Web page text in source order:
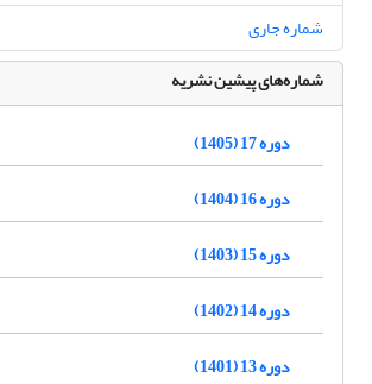
شماره جاری
شماره‌های پیشین نشریه
دوره 17 (1405)
دوره 16 (1404)
دوره 15 (1403)
دوره 14 (1402)
دوره 13 (1401)